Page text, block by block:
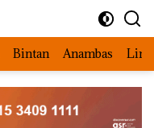
Bintan Anambas